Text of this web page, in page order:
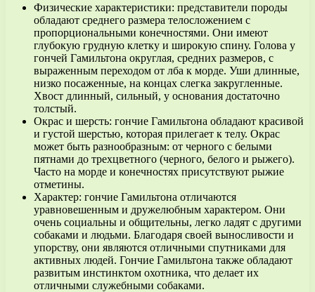
Физические характеристики: представители породы
обладают среднего размера телосложением с
пропорциональными конечностями. Они имеют
глубокую грудную клетку и широкую спину. Голова у
гончей Гамильтона округлая, средних размеров, с
выраженным переходом от лба к морде. Уши длинные,
низко посаженные, на концах слегка закругленные.
Хвост длинный, сильный, у основания достаточно
толстый.
Окрас и шерсть: гончие Гамильтона обладают красивой
и густой шерстью, которая прилегает к телу. Окрас
может быть разнообразным: от черного с белыми
пятнами до трехцветного (черного, белого и рыжего).
Часто на морде и конечностях присутствуют рыжие
отметины.
Характер: гончие Гамильтона отличаются
уравновешенным и дружелюбным характером. Они
очень социальны и общительны, легко ладят с другими
собаками и людьми. Благодаря своей выносливости и
упорству, они являются отличными спутниками для
активных людей. Гончие Гамильтона также обладают
развитым инстинктом охотника, что делает их
отличными служебными собаками.